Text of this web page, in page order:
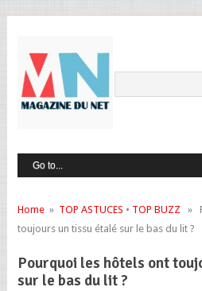
Home» TOP ASTUCES • TOP BUZZ »
toujours un tissu étalé sur le bas du lit ?
Pourquoi les hôtels ont
sur le bas du lit ?